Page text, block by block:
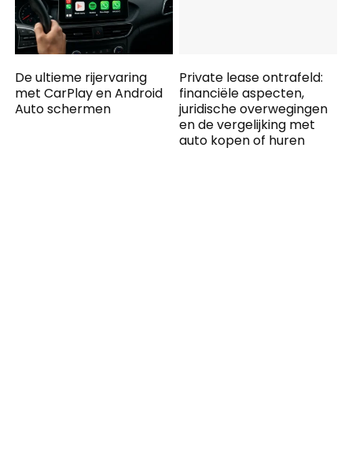
De ultieme rijervaring
met CarPlay en Android
Auto schermen
Private lease ontrafeld:
financiële aspecten,
juridische overwegingen
en de vergelijking met
auto kopen of huren